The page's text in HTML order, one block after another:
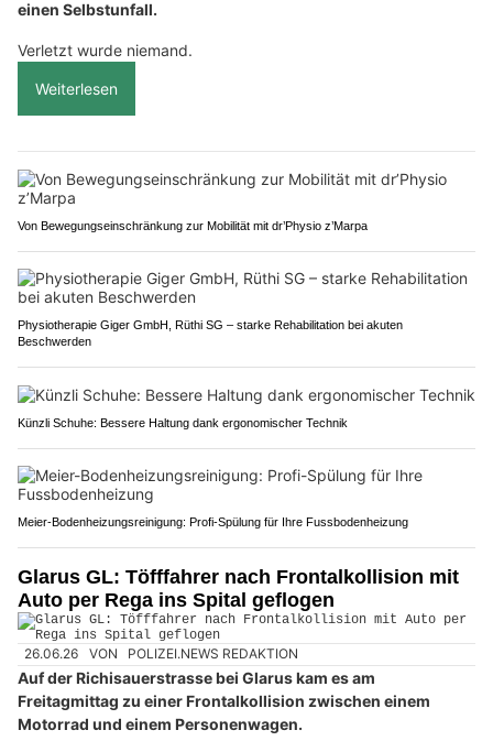
einen Selbstunfall.
Verletzt wurde niemand.
Weiterlesen
Von Bewegungseinschränkung zur Mobilität mit dr’Physio z’Marpa
Physiotherapie Giger GmbH, Rüthi SG – starke Rehabilitation bei akuten
Beschwerden
Künzli Schuhe: Bessere Haltung dank ergonomischer Technik
Meier-Bodenheizungsreinigung: Profi-Spülung für Ihre Fussbodenheizung
Glarus GL: Töfffahrer nach Frontalkollision mit
Auto per Rega ins Spital geflogen
26.06.26 VON POLIZEI.NEWS REDAKTION
Auf der Richisauerstrasse bei Glarus kam es am
Freitagmittag zu einer Frontalkollision zwischen einem
Motorrad und einem Personenwagen.